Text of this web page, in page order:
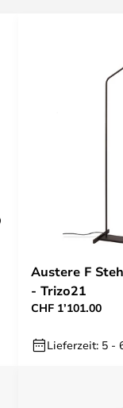
Austere F
- Trizo21
CHF 1’101.00
Lieferzeit: 5 -